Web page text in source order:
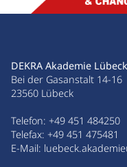
DEKRA Akademie Lübeck
Bei der Gasanstalt 14-16
23560 Lübeck
Telefon: +49 451 484250
Telefax: +49 451 475481
E-Mail: